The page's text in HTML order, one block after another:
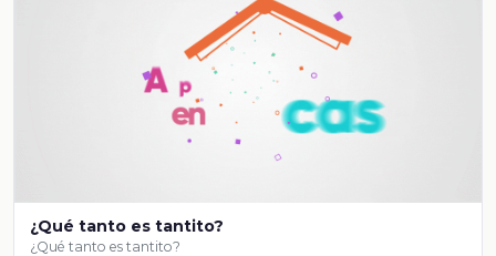
¿Qué tanto es tantito?
¿Qué tanto es tantito?